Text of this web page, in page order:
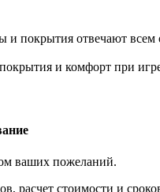
покрытия отвечают всем
и комфорт при
ваших пожеланий.
расчет стоимости и